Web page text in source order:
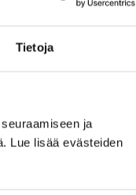
Tietoja
ja
Lue lisää evästeiden